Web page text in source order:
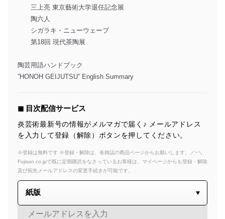
三上亮 東京藝術大学退任記念展
陶六人
シガラキ・ニューウェーブ
第18回 現代茶陶展
陶芸用語ハンドブック
”HONOH GEIJUTSU” English Summary
◼︎ 目次配信サービス
炎芸術最新号の情報がメルマガで届く♪ メールアドレス
を入力して登録（解除）ボタンを押してください。
※登録は無料です ※登録・解除は、各雑誌の商品ページからお願いします。／~＼
Fujisan.co.jpで既に定期購読をなさっているお客様は、マイページからも登録・解除
及び宛先メールアドレスの変更手続きが可能です。